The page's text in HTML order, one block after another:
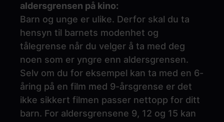
aldersgrensen på kino:
Barn og unge er ulike. Derfor skal du ta
hensyn til barnets modenhet og
tålegrense når du velger å ta med deg
noen som er yngre enn aldersgrensen.
Selv om du for eksempel kan ta med en 6-
åring på en film med 9-årsgrense er det
ikke sikkert filmen passer nettopp for ditt
barn. For aldersgrensene 9, 12 og 15 kan